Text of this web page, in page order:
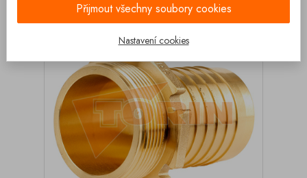
Přijmout všechny soubory cookies
Nastavení cookies